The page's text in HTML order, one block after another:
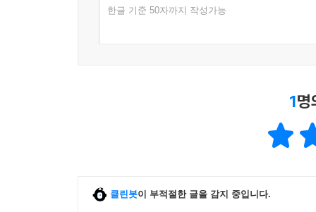
한글 기준 50자까지 작성가능
1명
클린봇이 부적절한 글을 감지 중입니다.